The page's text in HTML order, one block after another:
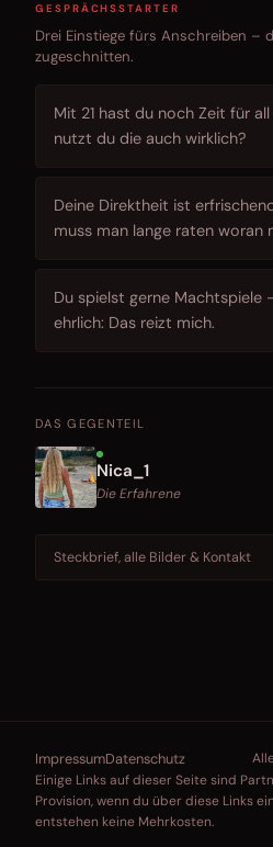
GESPRÄCHSSTARTER
Drei Einstiege fürs Anschreiben –
zugeschnitten.
Mit 21 hast du noch Zeit für
nutzt du die auch wirklich?
Deine Direktheit ist
muss man lange raten woran
Du spielst gerne Machtspiele
ehrlich: Das reizt mich.
DAS GEGENTEIL
Nica_1
Die Erfahrene
Steckbrief, alle Bilder & Kontakt
ImpressumDatenschutz
Einige Links auf dieser Seite sind
Provision, wenn du über diese Links
entstehen keine Mehrkosten.